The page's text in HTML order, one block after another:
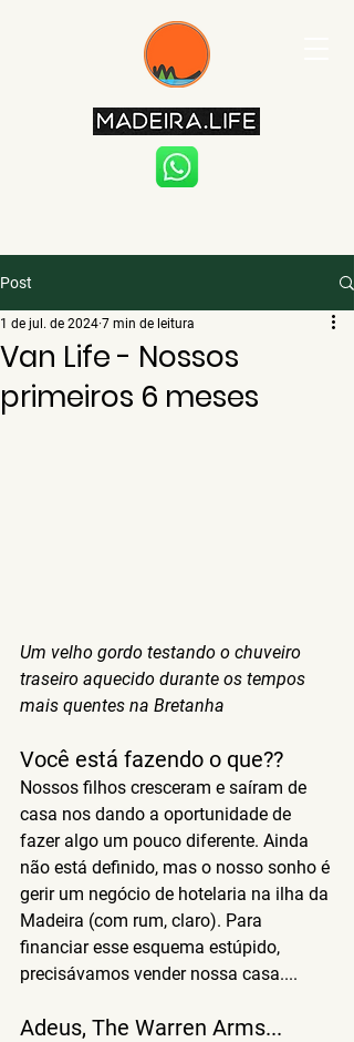
Post
Van Life - Nossos
primeiros 6 meses
1 de jul. de 2024 7 min de leitura
Um velho gordo testando o chuveiro
traseiro aquecido durante os tempos
mais quentes na Bretanha
Você está fazendo o que??
Nossos filhos cresceram e saíram de
casa nos dando a oportunidade de
fazer algo um pouco diferente. Ainda
não está definido, mas o nosso sonho é
gerir um negócio de hotelaria na ilha da
Madeira (com rum, claro). Para
financiar esse esquema estúpido,
precisávamos vender nossa casa....
Adeus, The Warren Arms...